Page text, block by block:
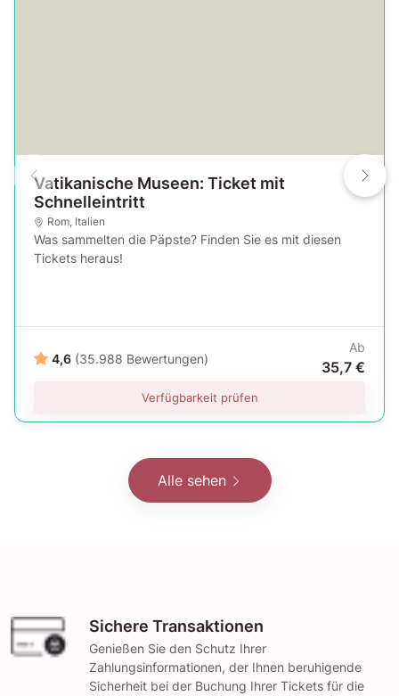
Vatikanische Museen: Ticket mit
Schnelleintritt
Rom, Italien
Was sammelten die Päpste? Finden Sie es mit diesen
Tickets heraus!
4,6 (35.988 Bewertungen)
Ab
35,7 €
Verfügbarkeit prüfen
Alle sehen
Sichere Transaktionen
Genießen Sie den Schutz Ihrer
Zahlungsinformationen, der Ihnen beruhigende
Sicherheit bei der Buchung Ihrer Tickets für die